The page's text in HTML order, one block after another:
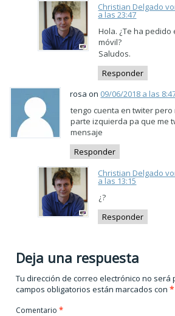
Christian Delgado
a las 23:47
Hola. ¿Te ha
móvil?
Saludos.
Responder
rosa on 09/06/2018 a las
tengo cuenta en twiter
parte izquierda pa que me
mensaje
Responder
Christian Delgado
a las 13:15
¿?
Responder
Deja una respuesta
Tu dirección de correo electrónico no será
campos obligatorios están marcados con*
Comentario*